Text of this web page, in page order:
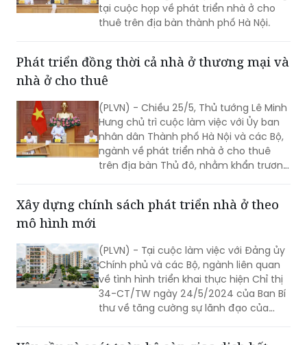
tại cuộc họp về phát triển nhà ở cho
thuê trên địa bàn thành phố Hà Nội.
Phát triển đồng thời cả nhà ở thương mại và
nhà ở cho thuê
(PLVN) - Chiều 25/5, Thủ tướng Lê Minh
Hưng chủ trì cuộc làm việc với Ủy ban
nhân dân Thành phố Hà Nội và các Bộ,
ngành về phát triển nhà ở cho thuê
trên địa bàn Thủ đô, nhằm khẩn trương
xã hội và định hướng phát triển nhà ở
Xây dựng chính sách phát triển nhà ở theo
mô hình mới
(PLVN) - Tại cuộc làm việc với Đảng ủy
Chính phủ và các Bộ, ngành liên quan
về tình hình triển khai thực hiện Chỉ thị
34-CT/TW ngày 24/5/2024 của Ban Bí
thư về tăng cường sự lãnh đạo của